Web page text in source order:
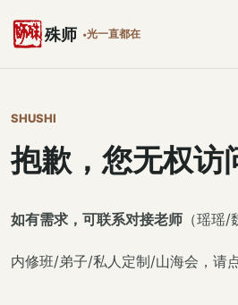
殊师 光一直都在
SHUSHI
抱歉，您无权访
如有需求，可联系对接老师 （瑶瑶/
内修班/弟子/私人定制/山海会，请